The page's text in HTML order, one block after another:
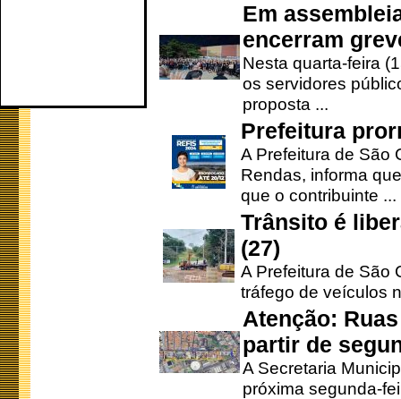
Em
encerram
Nesta quarta-feira
os servidores
proposta ...
Prefeitura
A Prefeitura de São
Rendas, informa
que o contribuinte ...
Trânsito é
(27)
A Prefeitura de São
tráfego de veículos
Atenção:
partir de
A Secretaria
próxima segunda-